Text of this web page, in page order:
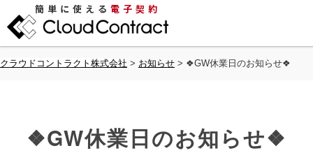
簡単に使える 電子契約
クラウドコントラクト株式会社 > お知らせ > ❖GW休業日のお知らせ❖
❖GW休業日のお知らせ❖